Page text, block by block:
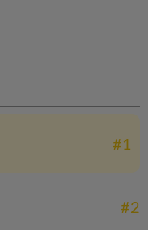
#1
#2